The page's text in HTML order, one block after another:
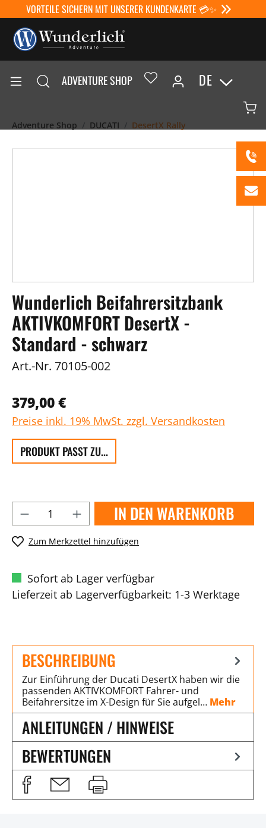
VORTEILE SICHERN MIT UNSERER KUNDENKARTE 💳✨
ADVENTURE SHOP DE
Adventure Shop DUCATI DesertX Rally
Wunderlich Beifahrersitzbank
AKTIVKOMFORT DesertX -
Standard - schwarz
Art.-Nr. 70105-002
379,00 €
Preise inkl. 19% MwSt. zzgl. Versandkosten
PRODUKT PASST ZU...
IN DEN WARENKORB
Zum Merkzettel hinzufügen
Sofort ab Lager verfügbar
Lieferzeit ab Lagerverfügbarkeit: 1-3 Werktage
BESCHREIBUNG
Zur Einführung der Ducati DesertX haben wir die
passenden AKTIVKOMFORT Fahrer- und
Beifahrersitze im X-Design für Sie aufgel… Mehr
ANLEITUNGEN / HINWEISE
BEWERTUNGEN